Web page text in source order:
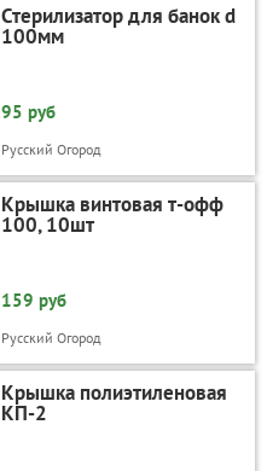
Стерилизатор для банок d
100мм
95 руб
Русский Огород
Крышка винтовая т-офф
100, 10шт
159 руб
Русский Огород
Крышка полиэтиленовая
КП-2